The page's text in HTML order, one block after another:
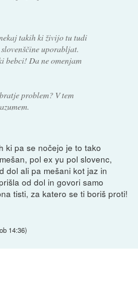
takih ki živijo tu tudi
uporabljat.
bebci! Da ne omenjam
problem? V tem
ki pa se nočejo je to tako
pol ex yu pol slovenc,
dol ali pa mešani kot jaz in
od dol in govori samo
tisti, za katero se ti boriš proti!
14:36)